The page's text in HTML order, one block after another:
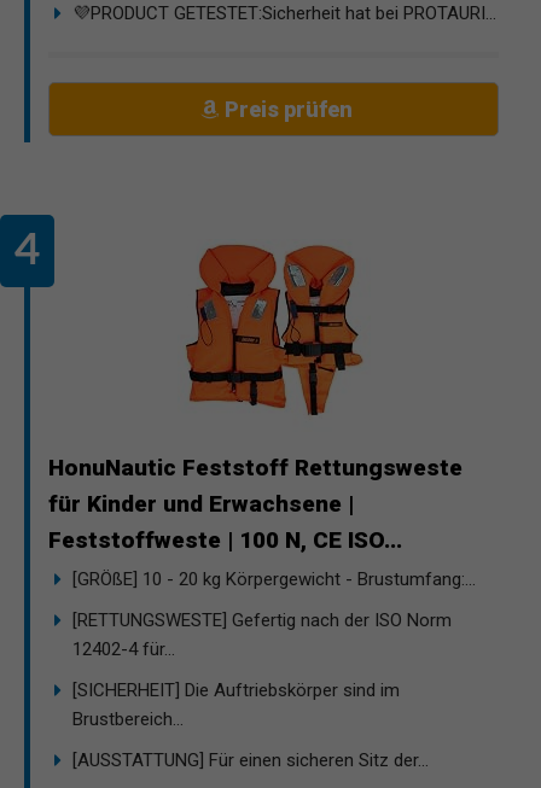
💜PRODUCT GETESTET:Sicherheit hat bei PROTAURI...
Preis prüfen
HonuNautic Feststoff Rettungsweste
für Kinder und Erwachsene |
Feststoffweste | 100 N, CE ISO...
[GRÖßE] 10 - 20 kg Körpergewicht - Brustumfang:...
[RETTUNGSWESTE] Gefertig nach der ISO Norm
12402-4 für...
[SICHERHEIT] Die Auftriebskörper sind im
Brustbereich...
[AUSSTATTUNG] Für einen sicheren Sitz der...